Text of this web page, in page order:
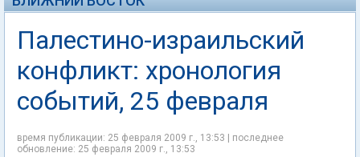
Палестино-израильский
конфликт: хронология
событий, 25 февраля
время публикации: 25 февраля 2009 г., 13:53 | последнее
обновление: 25 февраля 2009 г., 13:53